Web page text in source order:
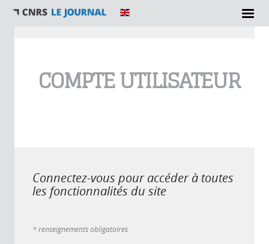
COMPTE UTILISATEUR
Connectez-vous pour accéder à toutes
les fonctionnalités du site
* renseignements obligatoires